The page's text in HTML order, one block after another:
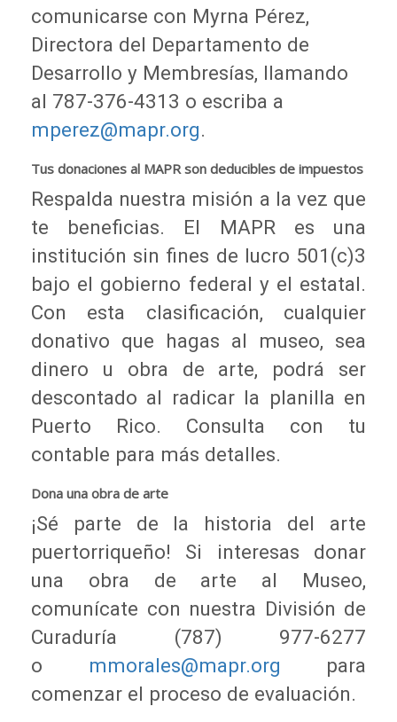
comunicarse con Myrna Pérez,
Directora del Departamento de
Desarrollo y Membresías, llamando
al 787-376-4313 o escriba a
mperez@mapr.org.
Tus donaciones al MAPR son deducibles de impuestos
Respalda nuestra misión a la vez que
te beneficias. El MAPR es una
institución sin fines de lucro 501(c)3
bajo el gobierno federal y el estatal.
Con esta clasificación, cualquier
donativo que hagas al museo, sea
dinero u obra de arte, podrá ser
descontado al radicar la planilla en
Puerto Rico. Consulta con tu
contable para más detalles.
Dona una obra de arte
¡Sé parte de la historia del arte
puertorriqueño! Si interesas donar
una obra de arte al Museo,
comunícate con nuestra División de
Curaduría (787) 977-6277
o mmorales@mapr.org para
comenzar el proceso de evaluación.